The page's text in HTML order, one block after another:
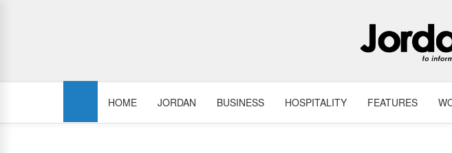
HOME JORDAN BUSINESS HOSPITALITY FEATURES